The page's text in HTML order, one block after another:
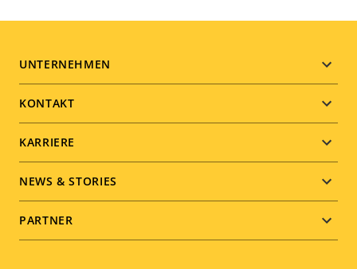
Footer
menu
UNTERNEHMEN
KONTAKT
KARRIERE
NEWS & STORIES
PARTNER